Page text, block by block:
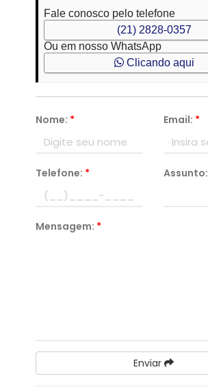
Fale conosco pelo telefone
(21) 2828-0357
Ou em nosso WhatsApp
Clicando aqui
Nome: * Email: *
Telefone: * Assunto:
Mensagem: *
Enviar